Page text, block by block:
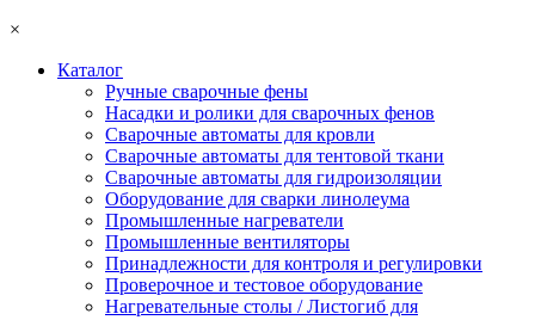
×
Каталог
Ручные сварочные фены
Насадки и ролики для сварочных фенов
Сварочные автоматы для кровли
Сварочные автоматы для тентовой ткани
Сварочные автоматы для гидроизоляции
Оборудование для сварки линолеума
Промышленные нагреватели
Промышленные вентиляторы
Принадлежности для контроля и регулировки
Проверочное и тестовое оборудование
Нагревательные столы / Листогиб для